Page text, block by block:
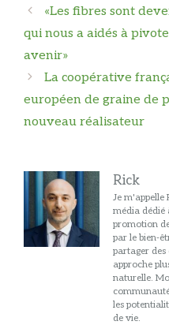
Navigation
des
«Les fibres sont
qui nous a aidés à
avenir»
La coopérative
européen de graine de
nouveau réalisateur
Rick
Je m'appelle
média dédié
promotion
par le bien-
partager des
approche
naturelle.
les
de vie.